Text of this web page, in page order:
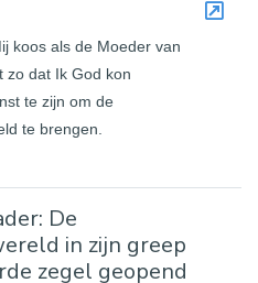
koos als de Moeder van
zo dat Ik God kon
te zijn om de
te brengen.
De
in zijn greep
zegel geopend